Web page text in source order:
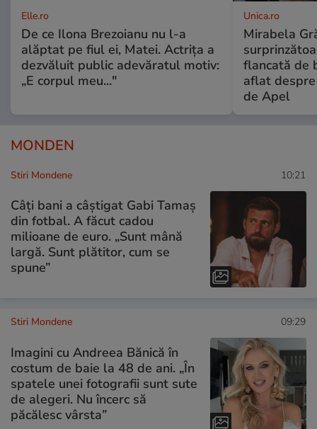
Elle.ro
De ce Ilona Brezoianu nu l-a
alăptat pe fiul ei, Matei. Actrița a
dezvăluit public adevăratul motiv:
„E corpul meu..."
Unica.ro
Mirabela
flancată de
aflat
de Apel
MONDEN
Stiri Mondene 10:21
Câți bani a câștigat Gabi Tamaș
din fotbal. A făcut cadou
milioane de euro. „Sunt mână
largă. Sunt plătitor, cum se
spune”
Stiri Mondene 09:29
Imagini cu Andreea Bănică în
costum de baie la 48 de ani. „În
spatele unei fotografii sunt sute
de alegeri. Nu încerc să
păcălesc vârsta”